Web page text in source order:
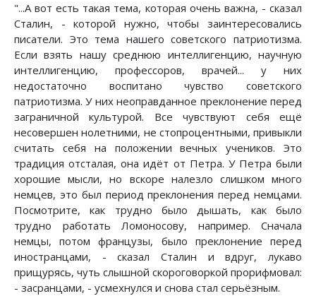
"...А вот есть такая тема, которая очень важна, - сказал
Сталин, - которой нужно, чтобы заинтересовались
писатели. Это тема нашего советского патриотизма.
Если взять нашу среднюю интеллигенцию, научную
интеллигенцию, профессоров, врачей... у них
недостаточно воспитано чувство советского
патриотизма. У них неоправданное преклонение перед
заграничной культурой. Все чувствуют себя ещё
несовершен нолетними, не стопроцентными, привыкли
считать себя на положении вечных учеников. Это
традиция отсталая, она идёт от Петра. У Петра были
хорошие мысли, но вскоре налезло слишком много
немцев, это был период преклонения перед немцами.
Посмотрите, как трудно было дышать, как было
трудно работать Ломоносову, например. Сначала
немцы, потом французы, было преклонение перед
иностранцами, - сказал Сталин и вдруг, лукаво
прищурясь, чуть слышной скороговоркой прорифмовал:
- засранцами, - усмехнулся и снова стал серьёзным.